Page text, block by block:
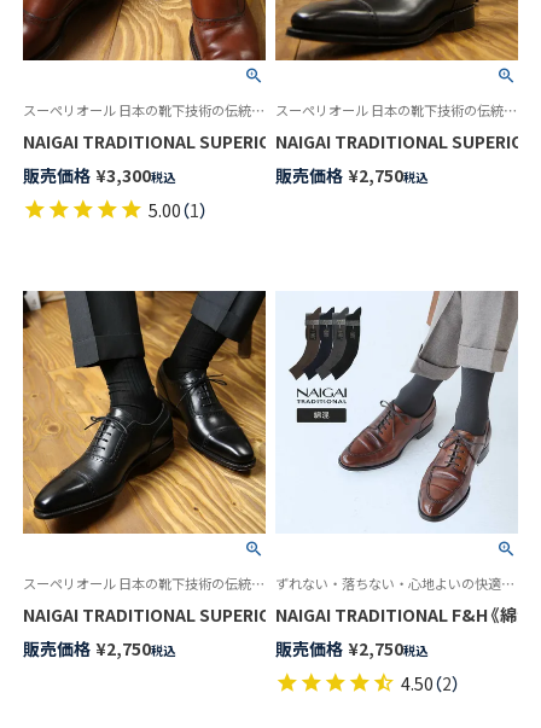
スーペリオール 日本の靴下技術の伝統と誇りを語る最高級の紳士靴下
NAIGAI TRADITIONAL SUPERIOR メリノウール ロングホーズ 最
販売価格 ¥3,300税込
5.00（1）
スーペリオール 日本の靴下技術の伝統と誇りを語る最高級の紳士靴下
NAIGAI TRADITIONAL
販売価格 ¥2,750税込
スーペリオール 日本の靴下技術の伝統と誇りを語る最高級の紳士靴下
NAIGAI TRADITIONAL SUPERIOR 海島綿 シーアイランドコット
販売価格 ¥2,750税込
ずれない・落ちない・心地よいの快適トリプルニット 男性 エフアンドエイチ
NAIGAI TRADITIONAL F&H《綿
販売価格 ¥2,750税込
4.50（2）